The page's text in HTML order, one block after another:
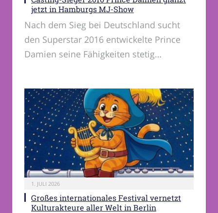
jetzt in Hamburgs MJ-Show
Nach dem Sieg bei Deutschland sucht
den Superstar 2016 entwickelte Prince
Damien seine Fähigkeiten stetig…
1. JULI 2026
Großes internationales Festival vernetzt
Kulturakteure aller Welt in Berlin